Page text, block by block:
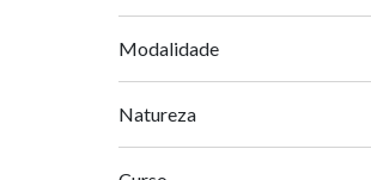
Modalidade
Natureza